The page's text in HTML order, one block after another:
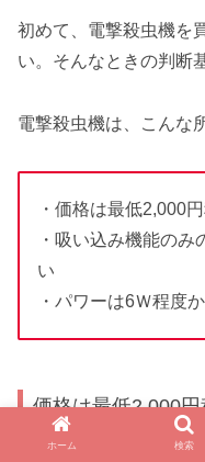
初めて、電撃殺虫機を
い。そんなときの判断
電撃殺虫機は、こんな
・価格は最低2,000
・吸い込み機能の
い
・パワーは6Ｗ程度
価格は最低2,000
ホーム 検索